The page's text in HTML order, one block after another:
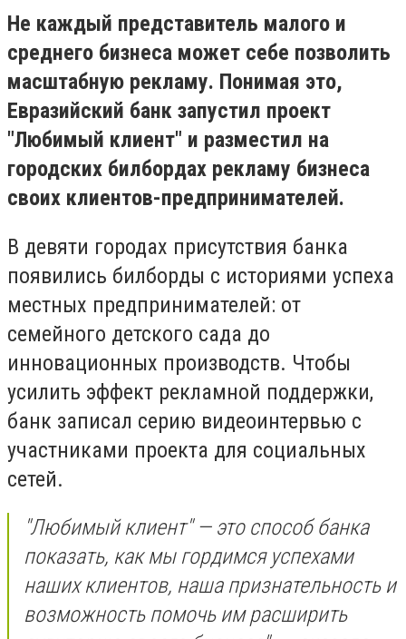
Не каждый представитель малого и
среднего бизнеса может себе позволить
масштабную рекламу. Понимая это,
Евразийский банк запустил проект
"Любимый клиент" и разместил на
городских билбордах рекламу бизнеса
своих клиентов-предпринимателей.
В девяти городах присутствия банка
появились билборды с историями успеха
местных предпринимателей: от
семейного детского сада до
инновационных производств. Чтобы
усилить эффект рекламной поддержки,
банк записал серию видеоинтервью с
участниками проекта для социальных
сетей.
"Любимый клиент" — это способ банка
показать, как мы гордимся успехами
наших клиентов, наша признательность и
возможность помочь им расширить